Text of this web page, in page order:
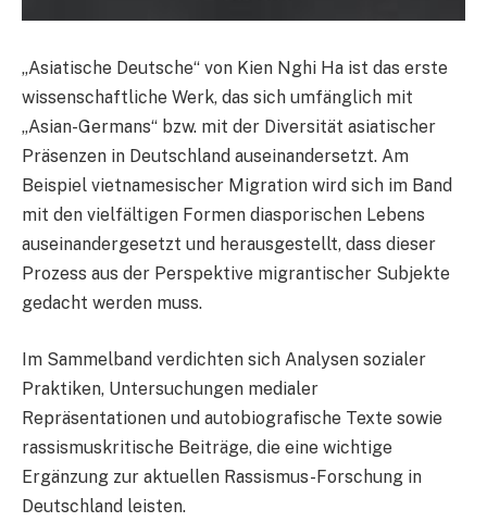
„Asiatische Deutsche“ von Kien Nghi Ha ist das erste
wissenschaftliche Werk, das sich umfänglich mit
„Asian-Germans“ bzw. mit der Diversität asiatischer
Präsenzen in Deutschland auseinandersetzt. Am
Beispiel vietnamesischer Migration wird sich im Band
mit den vielfältigen Formen diasporischen Lebens
auseinandergesetzt und herausgestellt, dass dieser
Prozess aus der Perspektive migrantischer Subjekte
gedacht werden muss.
Im Sammelband verdichten sich Analysen sozialer
Praktiken, Untersuchungen medialer
Repräsentationen und autobiografische Texte sowie
rassismuskritische Beiträge, die eine wichtige
Ergänzung zur aktuellen Rassismus-Forschung in
Deutschland leisten.